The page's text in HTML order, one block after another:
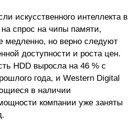
искусственного интеллекта в
спрос на чипы памяти,
медленно, но верно следуют
доступности и роста цен.
HDD выросла на 46 % с
года, и Western Digital
в наличии
компании уже заняты